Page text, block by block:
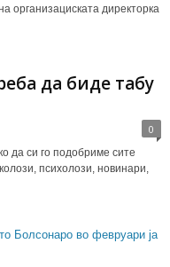
директорка
да биде табу
0
да си го подобриме сите
психолози, новинари,